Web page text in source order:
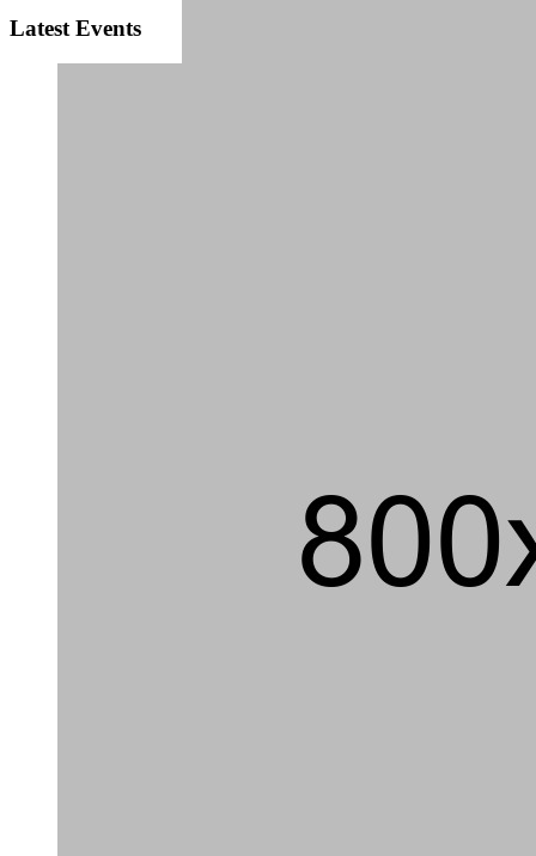
Latest Events